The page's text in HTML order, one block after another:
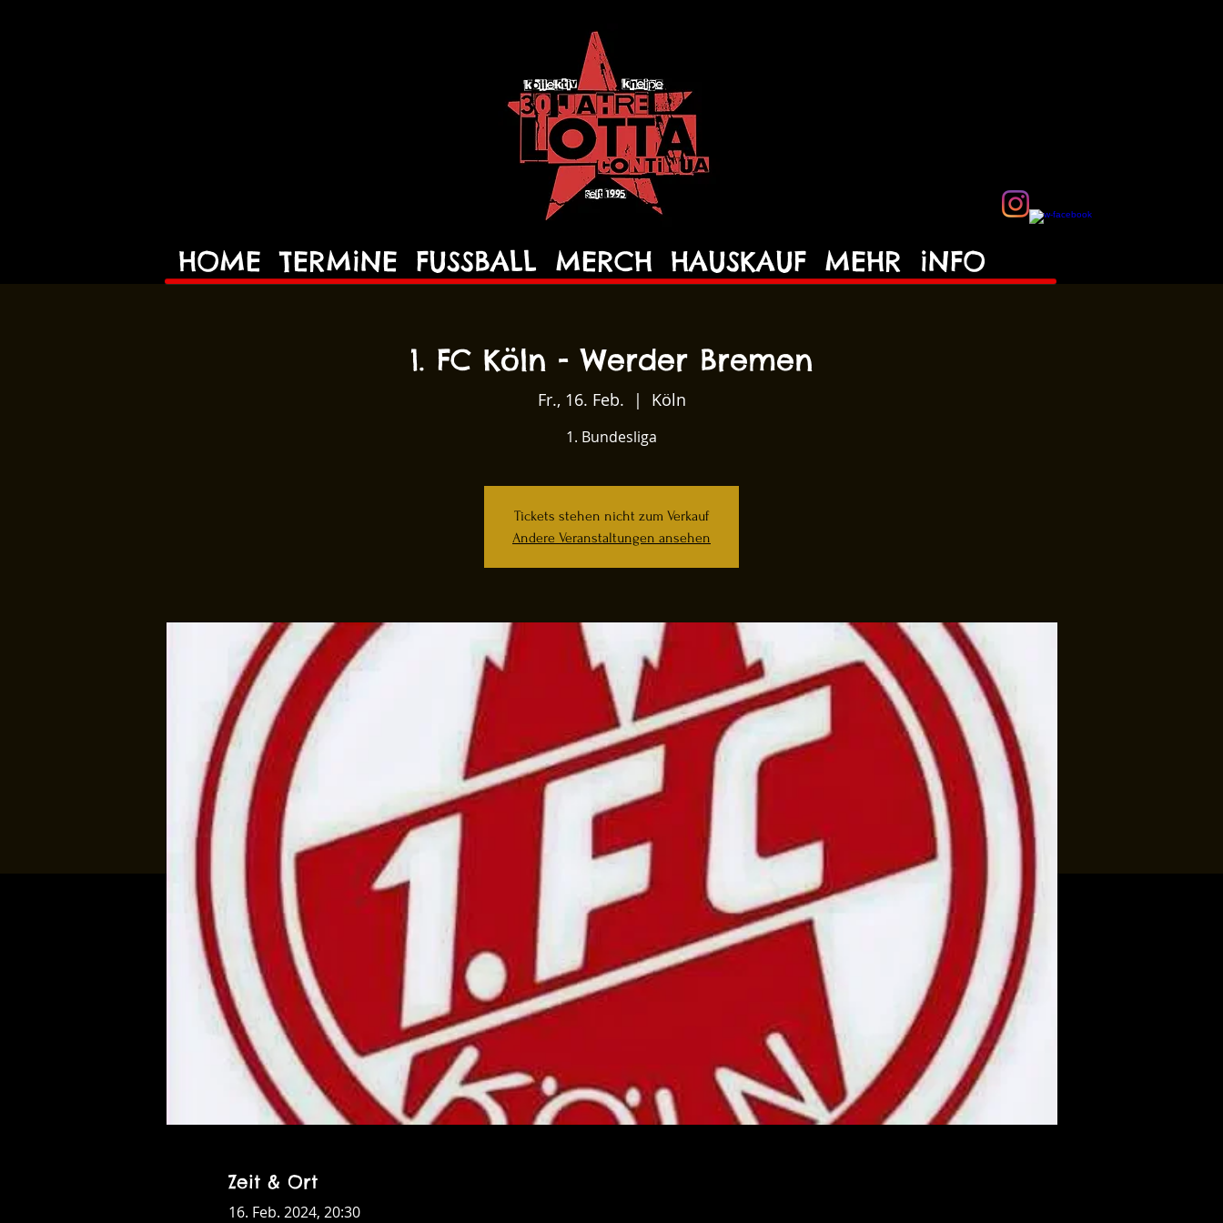
HOME TERMiNE FUSSBALL MERCH HAUSKAUF MEHR iNFO
1. FC Köln - Werder Bremen
Fr., 16. Feb.
  |
Köln
Tickets stehen nicht zum Verkauf
Andere Veranstaltungen ansehen
Zeit & Ort
16. Feb. 2024, 20:30